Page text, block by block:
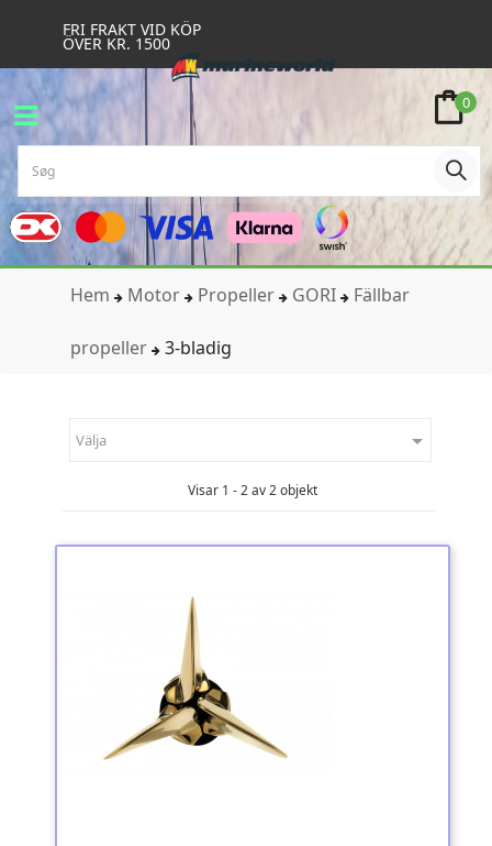
FRI FRAKT VID KÖP
ÖVER KR. 1500
0
Hem Motor Propeller GORI Fällbar
propeller 3-bladig
Välja 
Visar 1 - 2 av 2 objekt